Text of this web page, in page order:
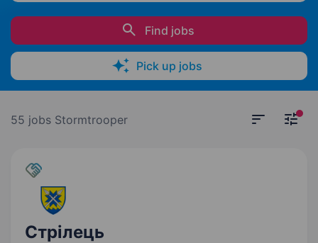
Find jobs
Pick up jobs
55 jobs Stormtrooper
Стрілець